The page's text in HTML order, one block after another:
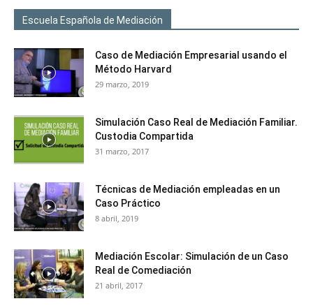
Escuela Española de Mediación
Caso de Mediación Empresarial usando el
Método Harvard
29 marzo, 2019
Simulación Caso Real de Mediación Familiar.
Custodia Compartida
31 marzo, 2017
Técnicas de Mediación empleadas en un
Caso Práctico
8 abril, 2019
Mediación Escolar: Simulación de un Caso
Real de Comediación
21 abril, 2017